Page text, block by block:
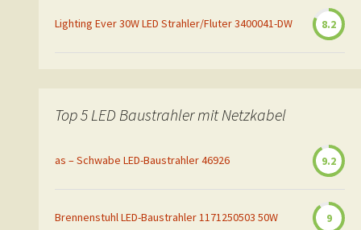
Lighting Ever 30W LED Strahler/Fluter 3400041-DW 8.2
Top 5 LED Baustrahler mit Netzkabel
as – Schwabe LED-Baustrahler 46926 9.2
Brennenstuhl LED-Baustrahler 1171250503 50W 9